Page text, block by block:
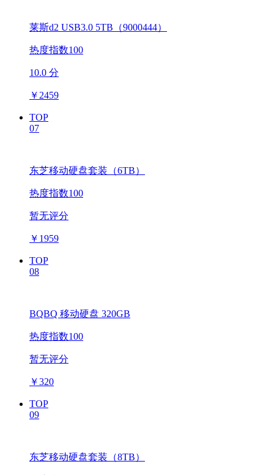
莱斯d2 USB3.0 5TB（9000444）
热度指数100
10.0 分
￥ 2459
TOP
07
东芝移动硬盘套装（6TB）
热度指数100
暂无评分
￥ 1959
TOP
08
BQBQ 移动硬盘 320GB
热度指数100
暂无评分
￥320
TOP
09
东芝移动硬盘套装（8TB）